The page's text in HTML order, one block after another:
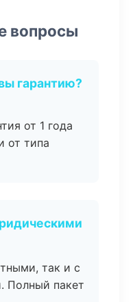
вопросы
гарантию?
от 1 года
от типа
так и с
Полный пакет